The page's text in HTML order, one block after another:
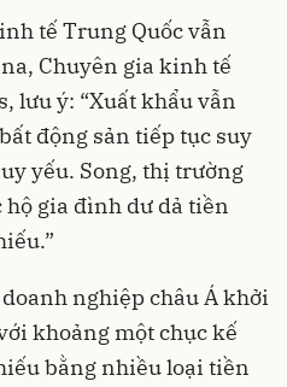
tế Trung Quốc vẫn
Chuyên gia kinh tế
lưu ý: “Xuất khẩu vẫn
động sản tiếp tục suy
yếu. Song, thị trường
gia đình dư dả tiền
nghiệp châu Á khởi
khoảng một chục kế
bằng nhiều loại tiền